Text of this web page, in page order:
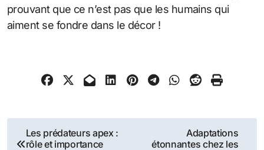
prouvant que ce n’est pas que les humains qui
aiment se fondre dans le décor !
Navigation
Les prédateurs apex :
rôle et importance
Adaptations
étonnantes chez les